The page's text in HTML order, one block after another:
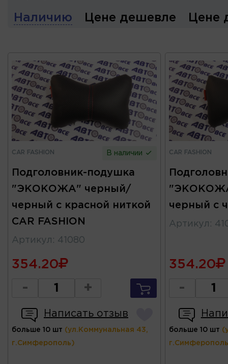
Наличию Цене дешевле Цене
CAR FASHION В наличии
Подголовник-подушка
"ЭКОКОЖА" черный/
черный с красной ниткой
CAR FASHION
Артикул : 41080
354.20
- +
Написать отзыв
больше 10 шт (ул.Коммунальная 43,
г.Симферополь)
CAR FASHION
черный с
Артикул :
354.20
-
больше 10 шт